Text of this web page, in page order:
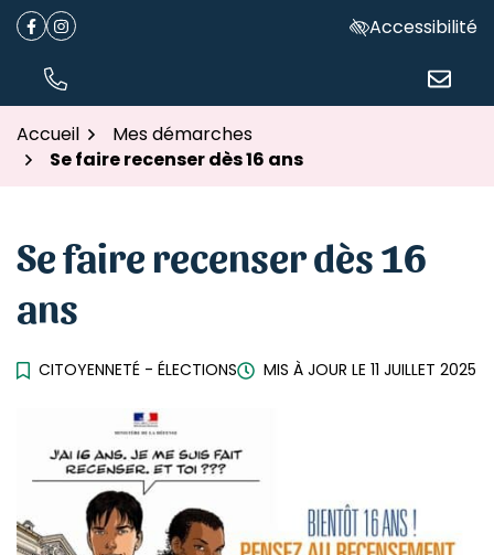
Gestion des traceurs
Aller
au
contenu
Facebook
(ouverture dans un nouvel onglet)
Instagram
(ouverture dans un nouvel onglet) Accessibilité
TÉL. NOUS
Accueil
Mes démarches
Se faire recenser dès 16 ans
Se faire recenser dès 16
ans
CITOYENNETÉ - ÉLECTIONS MIS À JOUR LE 11 JUILLET 2025